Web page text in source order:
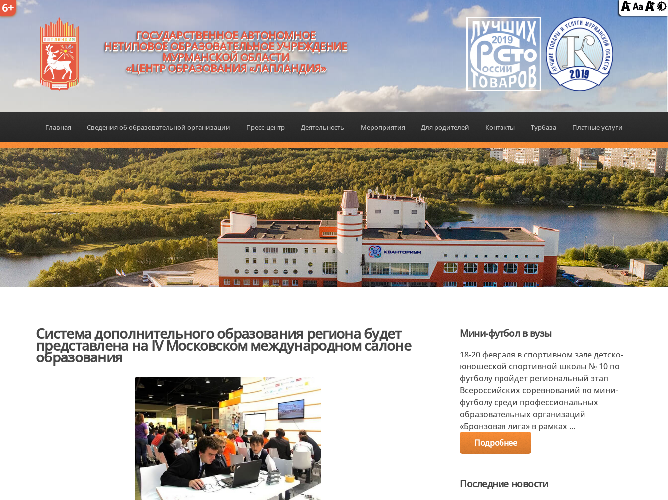
6+
ГОСУДАРСТВЕННОЕ АВТОНОМНОЕ
НЕТИПОВОЕ ОБРАЗОВАТЕЛЬНОЕ УЧРЕЖДЕНИЕ
МУРМАНСКОЙ ОБЛАСТИ
«ЦЕНТР ОБРАЗОВАНИЯ «ЛАПЛАНДИЯ»
Главная Сведения об образовательной организации Пресс-центр Деятельность Мероприятия Для родителей Контакты Турбаза Платные услуги
Система дополнительного образования региона будет
представлена на IV Московском международном салоне
образования
Мини-футбол в вузы
18-20 февраля в спортивном зале детско-
юношеской спортивной школы № 10 по
футболу пройдет региональный этап
Всероссийских соревнований по мини-
футболу среди профессиональных
образовательных организаций
«Бронзовая лига» в рамках ...
Подробнее
Последние новости